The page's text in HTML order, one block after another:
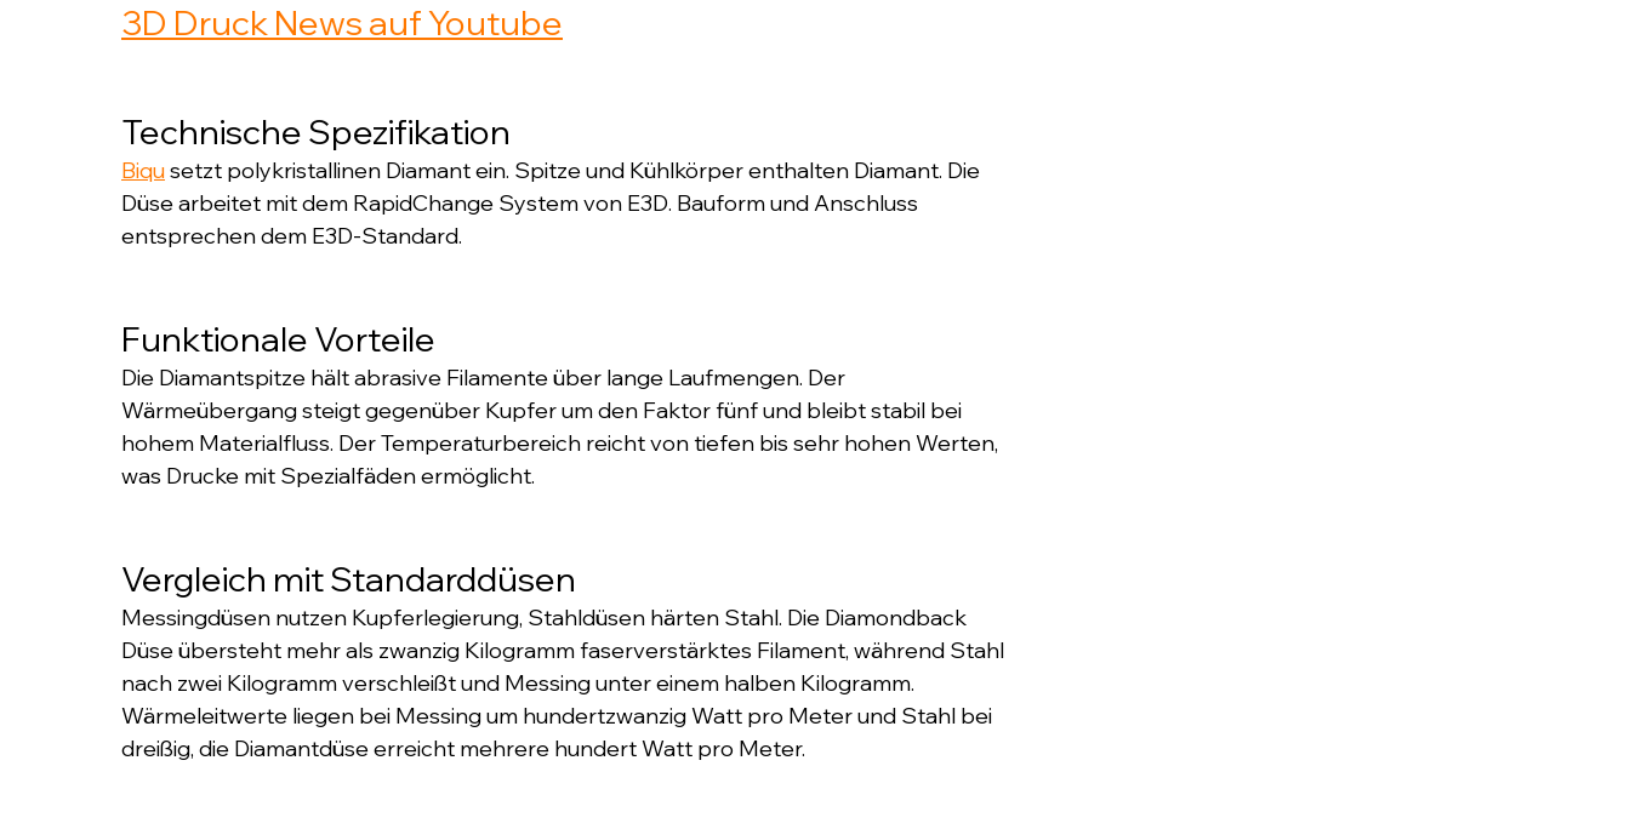
3D Druck News auf Youtube
Technische Spezifikation
Biqu setzt polykristallinen Diamant ein. Spitze und Kühlkörper enthalten Diamant. Die
Düse arbeitet mit dem RapidChange System von E3D. Bauform und Anschluss
entsprechen dem E3D-Standard.
Funktionale Vorteile
Die Diamantspitze hält abrasive Filamente über lange Laufmengen. Der
Wärmeübergang steigt gegenüber Kupfer um den Faktor fünf und bleibt stabil bei
hohem Materialfluss. Der Temperaturbereich reicht von tiefen bis sehr hohen Werten,
was Drucke mit Spezialfäden ermöglicht.
Vergleich mit Standarddüsen
Messingdüsen nutzen Kupferlegierung, Stahldüsen härten Stahl. Die Diamondback
Düse übersteht mehr als zwanzig Kilogramm faserverstärktes Filament, während Stahl
nach zwei Kilogramm verschleißt und Messing unter einem halben Kilogramm.
Wärmeleitwerte liegen bei Messing um hundertzwanzig Watt pro Meter und Stahl bei
dreißig, die Diamantdüse erreicht mehrere hundert Watt pro Meter.